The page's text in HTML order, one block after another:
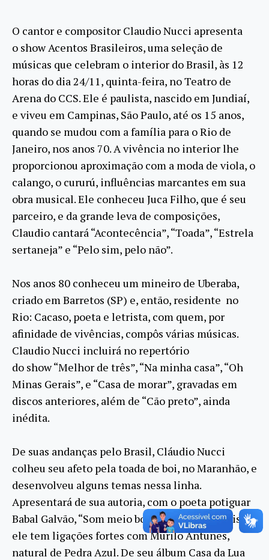
O cantor e compositor Claudio Nucci apresenta
o show Acentos Brasileiros, uma seleção de
músicas que celebram o interior do Brasil, às 12
horas do dia 24/11, quinta-feira, no Teatro de
Arena do CCS. Ele é paulista, nascido em Jundiaí,
e viveu em Campinas, São Paulo, até os 15 anos,
quando se mudou com a família para o Rio de
Janeiro, nos anos 70. A vivência no interior lhe
proporcionou aproximação com a moda de viola, o
calango, o cururú, influências marcantes em sua
obra musical. Ele conheceu Juca Filho, que é seu
parceiro, e da grande leva de composições,
Claudio cantará “Acontecência”, “Toada”, “Estrela
sertaneja” e “Pelo sim, pelo não”.
Nos anos 80 conheceu um mineiro de Uberaba,
criado em Barretos (SP) e, então, residente no
Rio: Cacaso, poeta e letrista, com quem, por
afinidade de vivências, compôs várias músicas.
Claudio Nucci incluirá no repertório
do show “Melhor de três”, “Na minha casa”, “Oh
Minas Gerais”, e “Casa de morar”, gravadas em
discos anteriores, além de “Cão preto”, ainda
inédita.
De suas andanças pelo Brasil, Cláudio Nucci
colheu seu afeto pela toada de boi, no Maranhão, e
desenvolveu alguns temas nessa linha.
Apresentará de sua autoria, com o poeta potiguar
Babal Galvão, “Som meio boi”. Em Minas Gerais,
ele tem ligações fortes com Murilo Antunes,
natural de Pedra Azul. De seu álbum Casa da Lua